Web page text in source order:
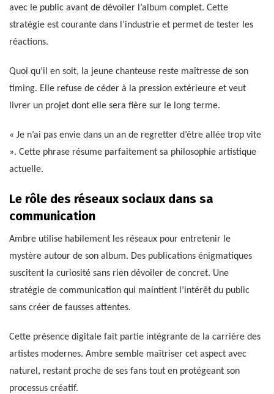
avec le public avant de dévoiler l’album complet. Cette
stratégie est courante dans l’industrie et permet de tester les
réactions.
Quoi qu’il en soit, la jeune chanteuse reste maîtresse de son
timing. Elle refuse de céder à la pression extérieure et veut
livrer un projet dont elle sera fière sur le long terme.
« Je n’ai pas envie dans un an de regretter d’être allée trop vite
». Cette phrase résume parfaitement sa philosophie artistique
actuelle.
Le rôle des réseaux sociaux dans sa
communication
Ambre utilise habilement les réseaux pour entretenir le
mystère autour de son album. Des publications énigmatiques
suscitent la curiosité sans rien dévoiler de concret. Une
stratégie de communication qui maintient l’intérêt du public
sans créer de fausses attentes.
Cette présence digitale fait partie intégrante de la carrière des
artistes modernes. Ambre semble maîtriser cet aspect avec
naturel, restant proche de ses fans tout en protégeant son
processus créatif.